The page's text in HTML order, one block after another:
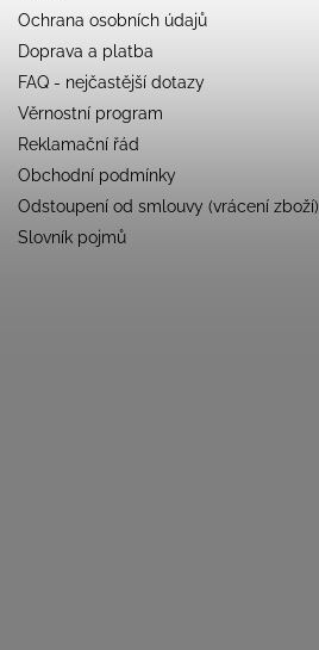
Ochrana osobních údajů
Doprava a platba
FAQ - nejčastější dotazy
Věrnostní program
Reklamační řád
Obchodní podmínky
Odstoupení od smlouvy (vrácení zboží)
Slovník pojmů